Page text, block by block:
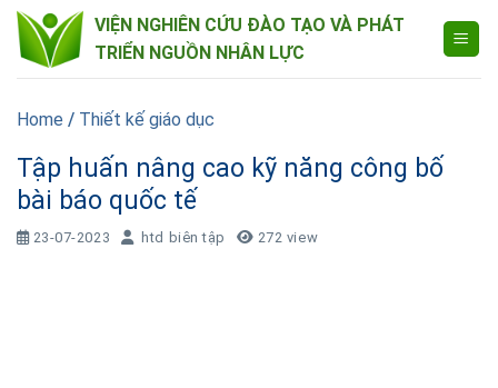
Skip
content
VIỆN NGHIÊN CỨU ĐÀO TẠO VÀ PHÁT
TRIỂN NGUỒN NHÂN LỰC
Home / Thiết kế giáo dục
Tập huấn nâng cao kỹ năng công bố
bài báo quốc tế
23-07-2023 htd biên tập 272 view